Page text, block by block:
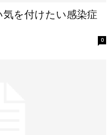
を付けたい感染症
0